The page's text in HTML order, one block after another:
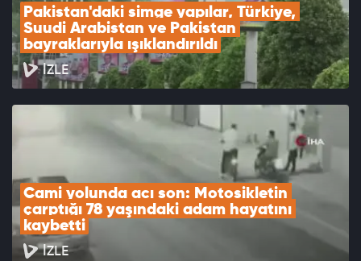
Pakistan'daki simge yapılar, Türkiye,
Suudi Arabistan ve Pakistan
bayraklarıyla ışıklandırıldı
İZLE
Cami yolunda acı son: Motosikletin
çarptığı 78 yaşındaki adam hayatını
kaybetti
İZLE